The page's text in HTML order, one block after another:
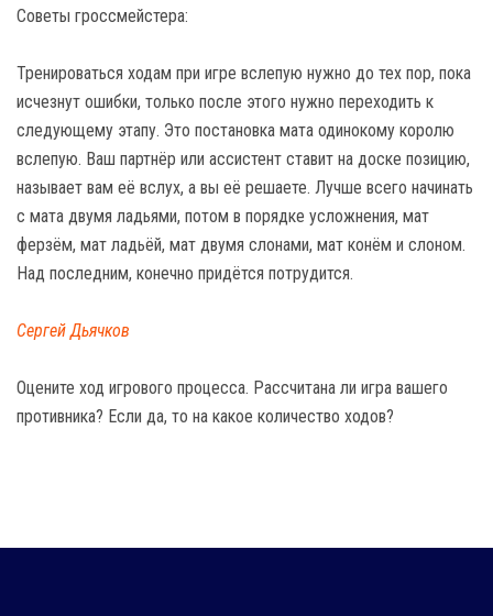
Советы гроссмейстера:
Тренироваться ходам при игре вслепую нужно до тех пор, пока
исчезнут ошибки, только после этого нужно переходить к
следующему этапу. Это постановка мата одинокому королю
вслепую. Ваш партнёр или ассистент ставит на доске позицию,
называет вам её вслух, а вы её решаете. Лучше всего начинать
с мата двумя ладьями, потом в порядке усложнения, мат
ферзём, мат ладьёй, мат двумя слонами, мат конём и слоном.
Над последним, конечно придётся потрудится.
Сергей Дьячков
Оцените ход игрового процесса. Рассчитана ли игра вашего
противника? Если да, то на какое количество ходов?